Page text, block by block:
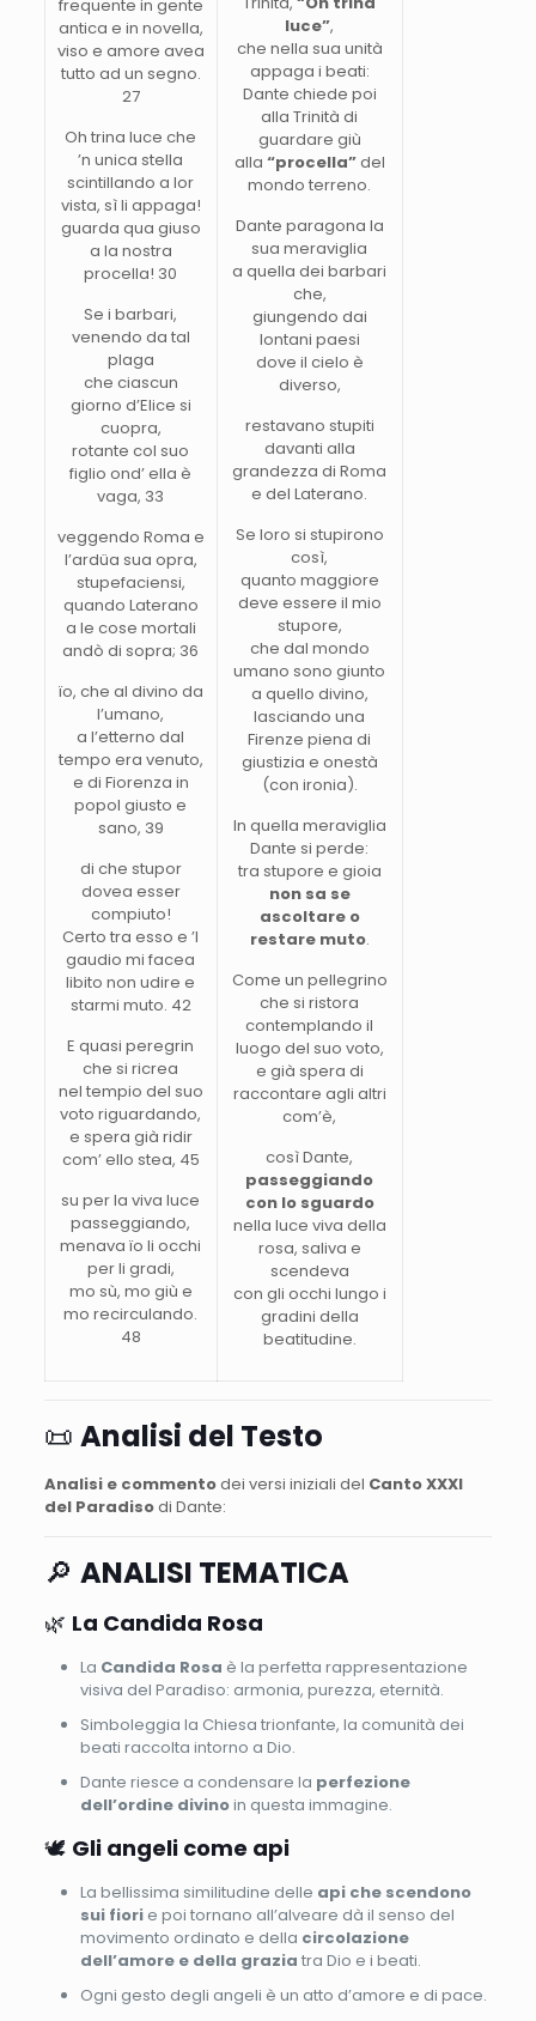
frequente in gente
antica e in novella,
viso e amore avea
tutto ad un segno.
27
Oh trina luce che
’n unica stella
scintillando a lor
vista, sì li appaga!
guarda qua giuso
a la nostra
procella! 30
Se i barbari,
venendo da tal
plaga
che ciascun
giorno d’Elice si
cuopra,
rotante col suo
figlio ond’ ella è
vaga, 33
veggendo Roma e
l’ardüa sua opra,
stupefaciensi,
quando Laterano
a le cose mortali
andò di sopra; 36
ïo, che al divino da
l’umano,
a l’etterno dal
tempo era venuto,
e di Fiorenza in
popol giusto e
sano, 39
di che stupor
dovea esser
compiuto!
Certo tra esso e ’l
gaudio mi facea
libito non udire e
starmi muto. 42
E quasi peregrin
che si ricrea
nel tempio del suo
voto riguardando,
e spera già ridir
com’ ello stea, 45
su per la viva luce
passeggiando,
menava ïo li occhi
per li gradi,
mo sù, mo giù e
mo recirculando.
48
luce”,
che nella sua unità
appaga i beati:
Dante chiede poi
alla Trinità di
guardare giù
alla “procella”del
mondo terreno.
Dante paragona la
sua meraviglia
a quella dei barbari
che,
giungendo dai
lontani paesi
dove il cielo è
diverso,
restavano stupiti
davanti alla
grandezza di Roma
e del Laterano.
Se loro si stupirono
così,
quanto maggiore
deve essere il mio
stupore,
che dal mondo
umano sono giunto
a quello divino,
lasciando una
Firenze piena di
giustizia e onestà
(con ironia).
In quella meraviglia
Dante si perde:
tra stupore e gioia
non sa se
ascoltare o
restare muto.
Come un pellegrino
che si ristora
contemplando il
luogo del suo voto,
e già spera di
raccontare agli altri
com’è,
così Dante,
passeggiando
con lo sguardo
nella luce viva della
rosa, saliva e
scendeva
con gli occhi lungo i
gradini della
beatitudine.
📜 Analisi del Testo
Analisi e commentodei versi iniziali del Canto XXXI
del Paradisodi Dante:
🔎 ANALISI TEMATICA
🌿 La Candida Rosa
La Candida Rosa è la perfetta rappresentazione
visiva del Paradiso: armonia, purezza, eternità.
Simboleggia la Chiesa trionfante, la comunità dei
beati raccolta intorno a Dio.
Dante riesce a condensare la perfezione
dell’ordine divinoin questa immagine.
🕊 Gli angeli come api
La bellissima similitudine delle api che scendono
sui fiorie poi tornano all’alveare dà il senso del
movimento ordinato e della circolazione
dell’amore e della grazia tra Dio e i beati.
Ogni gesto degli angeli è un atto d’amore e di pace.